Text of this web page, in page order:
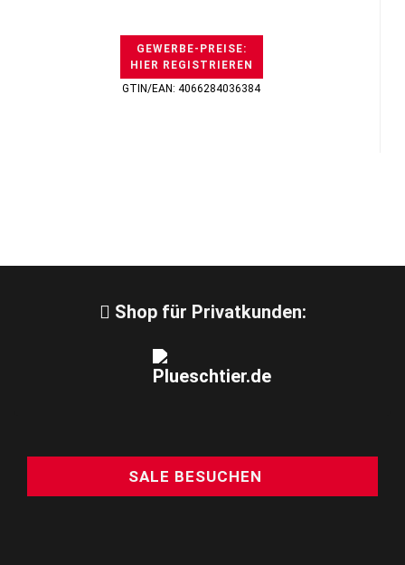
GEWERBE-PREISE:
HIER REGISTRIEREN
GTIN/EAN: 4066284036384
Shop für Privatkunden:
SALE BESUCHEN